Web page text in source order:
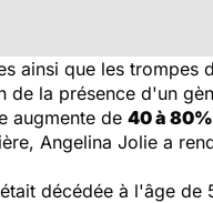
ainsi que les trompes
de la présence d'un
augmente de 40 à 80%
Angelina Jolie a
décédée à l'âge de